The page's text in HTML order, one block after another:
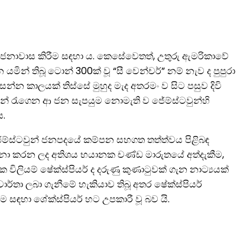
කිරීම සඳහා ය. කෙසේවෙතත්, උතුරු ඇමරිකාවේ
යමින් තිබූ ටොන් 300ක් වූ “සී වෙන්චර්” නම් නැව ද පුපුරා
කාලයක් තිස්සේ මුහුද මැද අතරමං ව සිට පසුව දිවි
රැගෙන ආ ජන සැපයුම නොමැති ව ජේම්ස්ටවුන්හි
ජනපදයේ කම්පන සහගත තත්ත්වය පිළිබඳ
කරන ලද අතිශය භයානක චණ්ඩ මාරුතයේ අත්දැකීම,
විලියම් ෂේක්ස්පියර් ද දරුණු කුණාටුවක් ගැන නාට්‍යයක්
ලබා ගැනීමේ හැකියාව තිබූ අතර ෂේක්ස්පියර්
ශේක්ස්පියර් හට උපකාරී වූ බව යි.